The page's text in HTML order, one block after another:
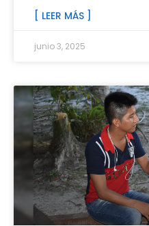
[ LEER MÁS ]
junio 3, 2025